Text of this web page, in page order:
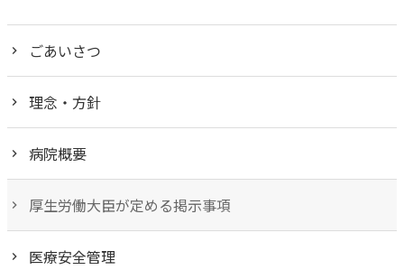
ごあいさつ
理念・方針
病院概要
厚生労働大臣が定める掲示事項
医療安全管理